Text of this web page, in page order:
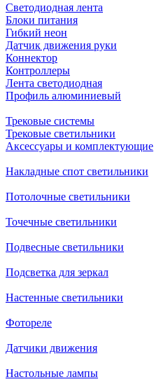
Светодиодная лента
Блоки питания
Гибкий неон
Датчик движения руки
Коннектор
Контроллеры
Лента светодиодная
Профиль алюминиевый
Трековые системы
Трековые светильники
Аксессуары и комплектующие
Накладные спот светильники
Потолочные светильники
Точечные светильники
Подвесные светильники
Подсветка для зеркал
Настенные светильники
Фотореле
Датчики движения
Настольные лампы